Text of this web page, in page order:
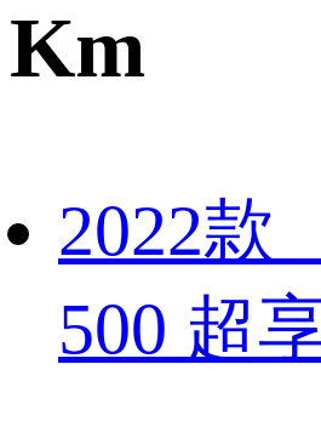
Km
2022款
500 超